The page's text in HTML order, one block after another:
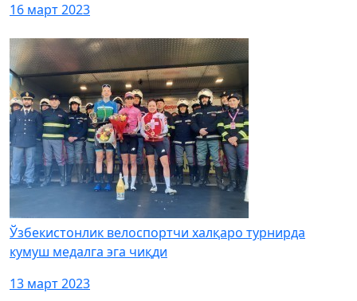
16 март 2023
Ўзбекистонлик велоспортчи халқаро турнирда
кумуш медалга эга чиқди
13 март 2023